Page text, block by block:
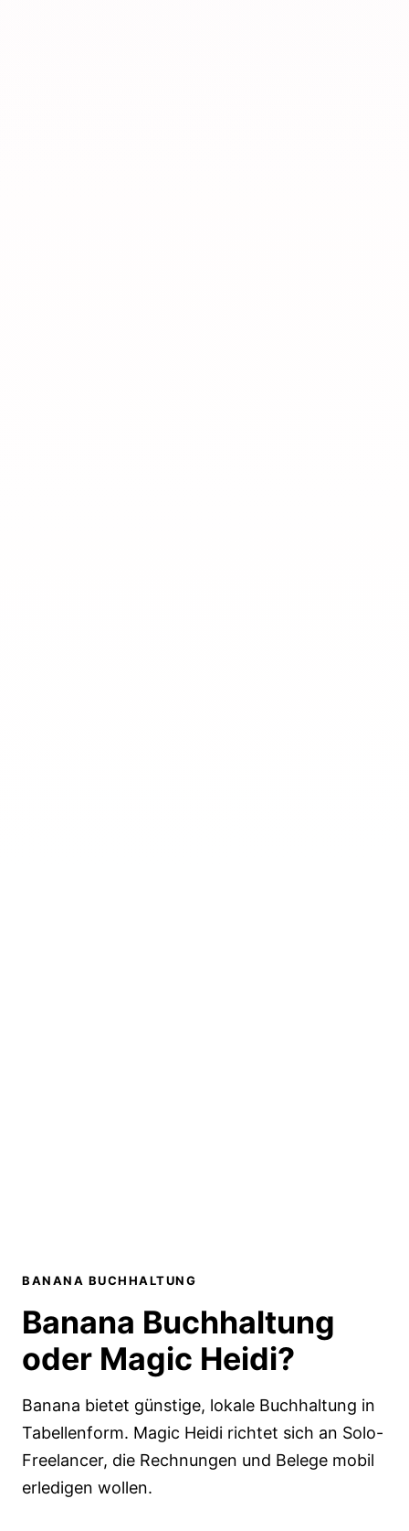
BANANA BUCHHALTUNG
Banana Buchhaltung
oder Magic Heidi?
Banana bietet günstige, lokale Buchhaltung in
Tabellenform. Magic Heidi richtet sich an Solo-
Freelancer, die Rechnungen und Belege mobil
erledigen wollen.